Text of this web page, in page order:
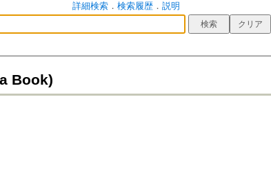
詳細検索． 検索履歴． 説明
Book)